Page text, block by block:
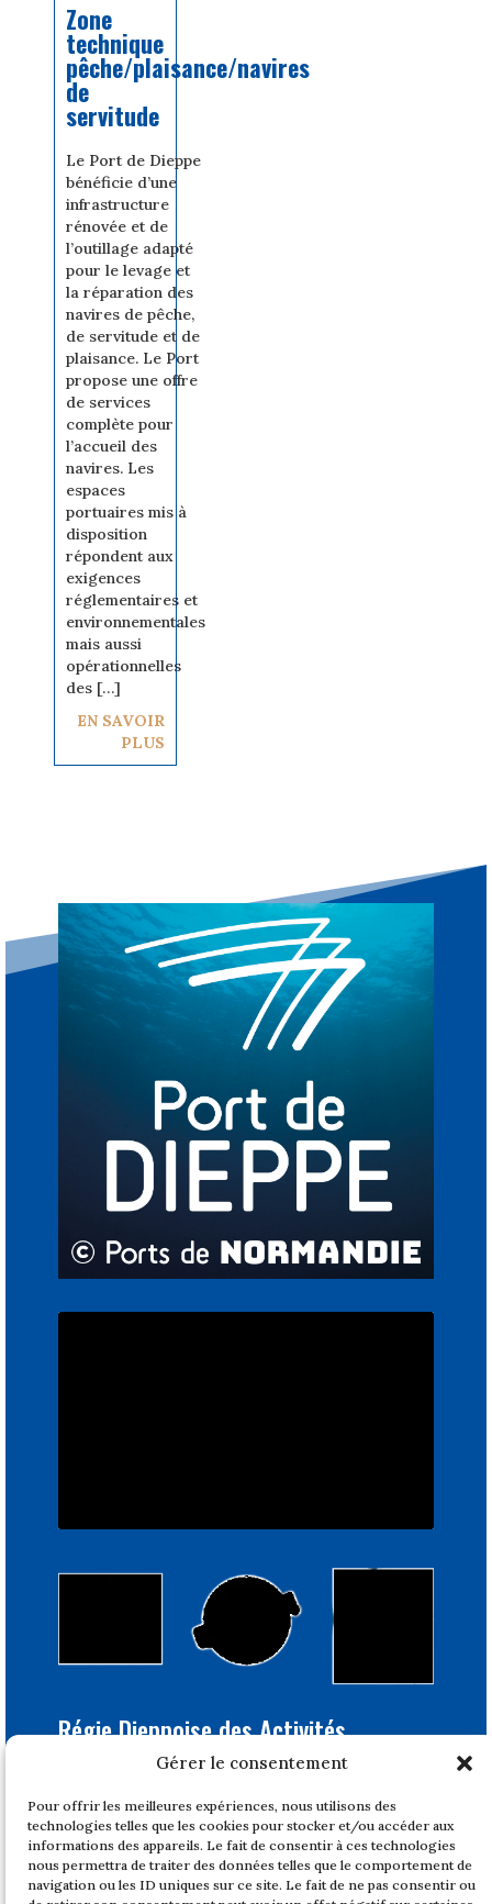
Gérer le consentement
Pour offrir les meilleures expériences, nous utilisons des
technologies telles que les cookies pour stocker et/ou accéder aux
informations des appareils. Le fait de consentir à ces technologies
nous permettra de traiter des données telles que le comportement de
navigation ou les ID uniques sur ce site. Le fait de ne pas consentir ou
Zone
technique
pêche/plaisance/navires
de
servitude
Le Port de Dieppe
bénéficie d’une
infrastructure
rénovée et de
l’outillage adapté
pour le levage et
la réparation des
navires de pêche,
de servitude et de
plaisance. Le Port
propose une offre
de services
complète pour
l’accueil des
navires. Les
espaces
portuaires mis à
disposition
répondent aux
exigences
réglementaires et
environnementales
mais aussi
opérationnelles
des […]
EN SAVOIR
PLUS
Régie Dieppoise des Activités
Portuaires
1, quai du Tonkin
76200 DIEPPE
Tél : 02 32 14 47 17